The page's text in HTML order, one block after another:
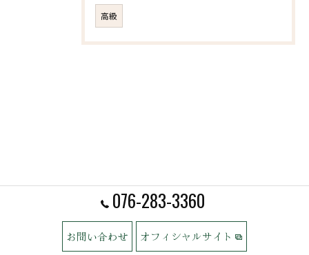
高級
076-283-3360
お問い合わせ オフィシャルサイト